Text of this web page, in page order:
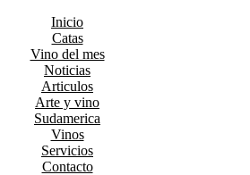
Inicio
Catas
Vino del mes
Noticias
Articulos
Arte y vino
Sudamerica
Vinos
Servicios
Contacto